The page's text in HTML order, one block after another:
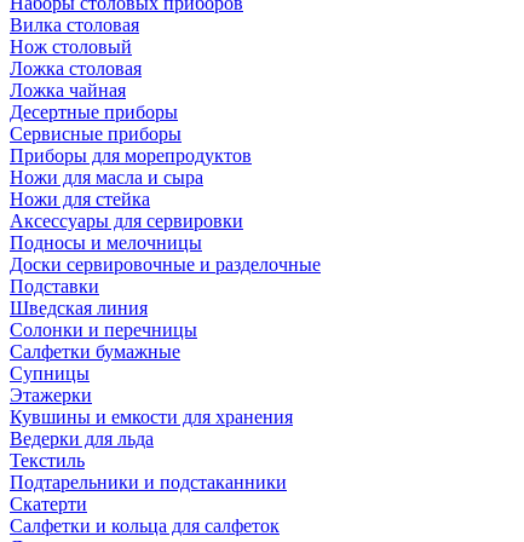
Вилка столовая
Нож столовый
Ложка столовая
Ложка чайная
Десертные приборы
Сервисные приборы
Приборы для морепродуктов
Ножи для масла и сыра
Ножи для стейка
Аксессуары для сервировки
Подносы и мелочницы
Доски сервировочные и разделочные
Подставки
Шведская линия
Солонки и перечницы
Салфетки бумажные
Супницы
Этажерки
Кувшины и емкости для хранения
Ведерки для льда
Текстиль
Подтарельники и подстаканники
Скатерти
Салфетки и кольца для салфеток